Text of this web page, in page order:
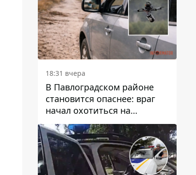
18:31 вчера
В Павлоградском районе
становится опаснее: враг
начал охотиться на
гражданский и военный
транспорт